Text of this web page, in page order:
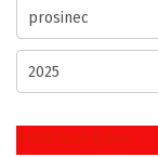
Předchozí týden